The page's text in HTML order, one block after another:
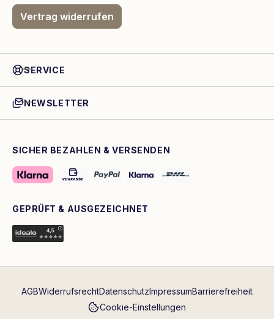
Vertrag widerrufen
SERVICE
NEWSLETTER
SICHER BEZAHLEN & VERSENDEN
GEPRÜFT & AUSGEZEICHNET
AGBWiderrufsrechtDatenschutzImpressumBarrierefreiheit
Cookie-Einstellungen